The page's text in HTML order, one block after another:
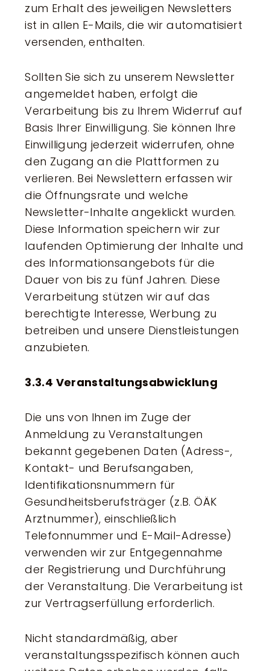
zum Erhalt des jeweiligen Newsletters
ist in allen E-Mails, die wir automatisiert
versenden, enthalten.
Sollten Sie sich zu unserem Newsletter
angemeldet haben, erfolgt die
Verarbeitung bis zu Ihrem Widerruf auf
Basis Ihrer Einwilligung. Sie können Ihre
Einwilligung jederzeit widerrufen, ohne
den Zugang an die Plattformen zu
verlieren. Bei Newslettern erfassen wir
die Öffnungsrate und welche
Newsletter-Inhalte angeklickt wurden.
Diese Information speichern wir zur
laufenden Optimierung der Inhalte und
des Informationsangebots für die
Dauer von bis zu fünf Jahren. Diese
Verarbeitung stützen wir auf das
berechtigte Interesse, Werbung zu
betreiben und unsere Dienstleistungen
anzubieten.
3.3.4 Veranstaltungsabwicklung
Die uns von Ihnen im Zuge der
Anmeldung zu Veranstaltungen
bekannt gegebenen Daten (Adress-,
Kontakt- und Berufsangaben,
Identifikationsnummern für
Gesundheitsberufsträger (z.B. ÖÄK
Arztnummer), einschließlich
Telefonnummer und E-Mail-Adresse)
verwenden wir zur Entgegennahme
der Registrierung und Durchführung
der Veranstaltung. Die Verarbeitung ist
zur Vertragserfüllung erforderlich.
Nicht standardmäßig, aber
veranstaltungsspezifisch können auch